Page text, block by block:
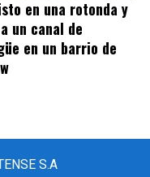
en una rotonda y
un canal de
en un barrio de
S.A